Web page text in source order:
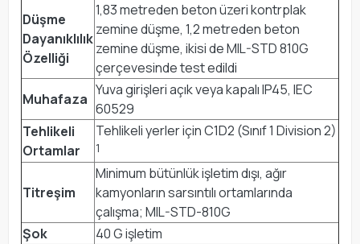
Düşme
Dayanıklılık
Özelliği
1,83 metreden beton üzeri kontrplak
zemine düşme, 1,2 metreden beton
zemine düşme, ikisi de MIL-STD 810G
çerçevesinde test edildi
Muhafaza
Yuva girişleri açık veya kapalı IP45, IEC
60529
Tehlikeli
Ortamlar
Tehlikeli yerler için C1D2 (Sınıf 1 Division 2)
1
Titreşim
Minimum bütünlük işletim dışı, ağır
kamyonların sarsıntılı ortamlarında
çalışma; MIL-STD-810G
Şok
40 G işletim